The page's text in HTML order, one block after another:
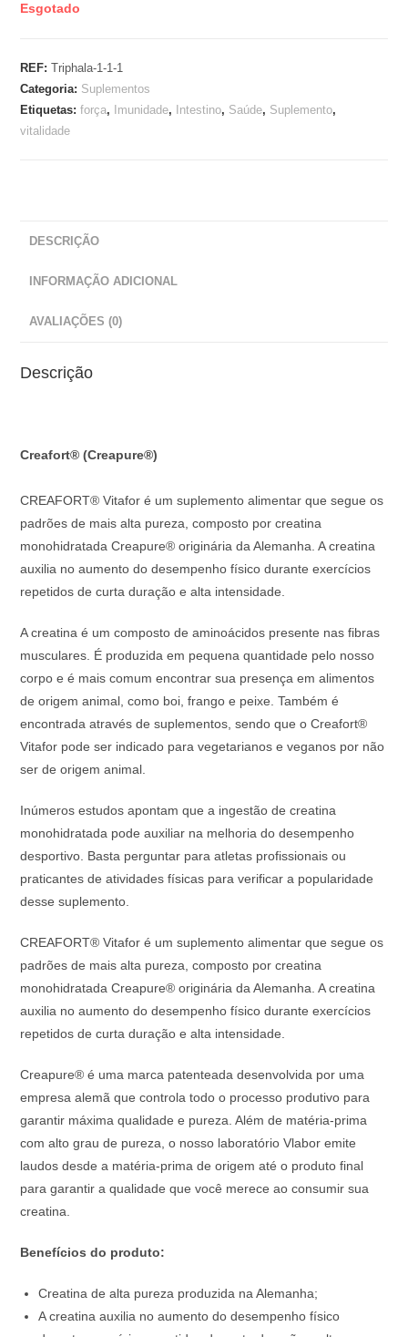
Esgotado
REF:Triphala-1-1-1
Categoria: Suplementos
Etiquetas:força, Imunidade, Intestino, Saúde, Suplemento,
vitalidade
DESCRIÇÃO
INFORMAÇÃO ADICIONAL
AVALIAÇÕES (0)
Descrição
Creafort® (Creapure®)
CREAFORT® Vitafor é um suplemento alimentar que segue os
padrões de mais alta pureza, composto por creatina
monohidratada Creapure® originária da Alemanha. A creatina
auxilia no aumento do desempenho físico durante exercícios
repetidos de curta duração e alta intensidade.
A creatina é um composto de aminoácidos presente nas fibras
musculares. É produzida em pequena quantidade pelo nosso
corpo e é mais comum encontrar sua presença em alimentos
de origem animal, como boi, frango e peixe. Também é
encontrada através de suplementos, sendo que o Creafort®
Vitafor pode ser indicado para vegetarianos e veganos por não
ser de origem animal.
Inúmeros estudos apontam que a ingestão de creatina
monohidratada pode auxiliar na melhoria do desempenho
desportivo. Basta perguntar para atletas profissionais ou
praticantes de atividades físicas para verificar a popularidade
desse suplemento.
CREAFORT® Vitafor é um suplemento alimentar que segue os
padrões de mais alta pureza, composto por creatina
monohidratada Creapure® originária da Alemanha. A creatina
auxilia no aumento do desempenho físico durante exercícios
repetidos de curta duração e alta intensidade.
Creapure® é uma marca patenteada desenvolvida por uma
empresa alemã que controla todo o processo produtivo para
garantir máxima qualidade e pureza. Além de matéria-prima
com alto grau de pureza, o nosso laboratório Vlabor emite
laudos desde a matéria-prima de origem até o produto final
para garantir a qualidade que você merece ao consumir sua
creatina.
Benefícios do produto:
Creatina de alta pureza produzida na Alemanha;
A creatina auxilia no aumento do desempenho físico